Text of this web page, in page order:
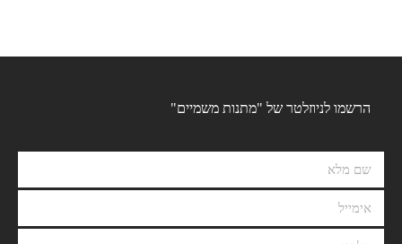
הרשמו לניוזלטר של "מתנות משמיים"